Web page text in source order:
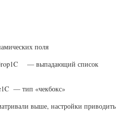
поля
— выпадающий список
— тип «чекбокс»
выше, настройки приводить